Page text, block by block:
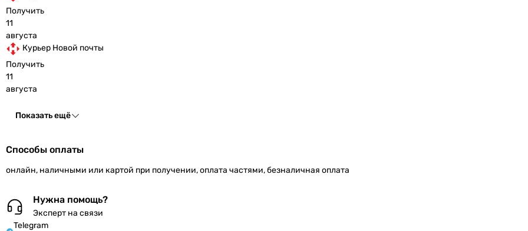
Получить
11
августа
Курьер Новой почты
Получить
11
августа
Показать ещё
Способы оплаты
онлайн, наличными или картой при получении, оплата частями, безналичная оплата
Нужна помощь?
Эксперт на связи
Telegram